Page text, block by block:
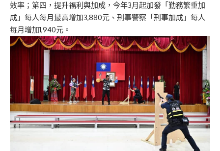
效率；第四，提升福利與加成，今年3月起加發「勤務繁重加
成」每人每月最高增加3,880元、刑事警察「刑事加成」每人
每月增加1,940元。